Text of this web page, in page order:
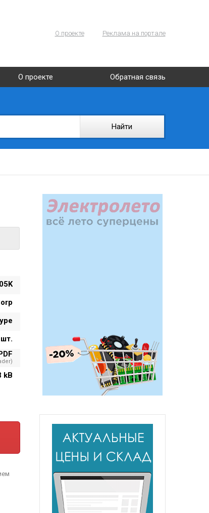
О проекте Реклама на портале
О проекте Обратная связь
kB